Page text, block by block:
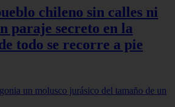
chileno sin calles ni
paraje secreto en la
todo se recorre a pie